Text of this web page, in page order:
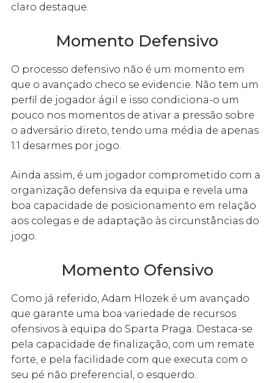
claro destaque.
Momento Defensivo
O processo defensivo não é um momento em
que o avançado checo se evidencie. Não tem um
perfil de jogador ágil e isso condiciona-o um
pouco nos momentos de ativar a pressão sobre
o adversário direto, tendo uma média de apenas
1.1 desarmes por jogo.
Ainda assim, é um jogador comprometido com a
organização defensiva da equipa e revela uma
boa capacidade de posicionamento em relação
aos colegas e de adaptação às circunstâncias do
jogo.
Momento Ofensivo
Como já referido, Adam Hlozek é um avançado
que garante uma boa variedade de recursos
ofensivos à equipa do Sparta Praga. Destaca-se
pela capacidade de finalização, com um remate
forte, e pela facilidade com que executa com o
seu pé não preferencial, o esquerdo.